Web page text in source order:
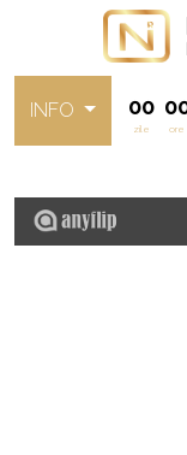
INFO 00
zile ore